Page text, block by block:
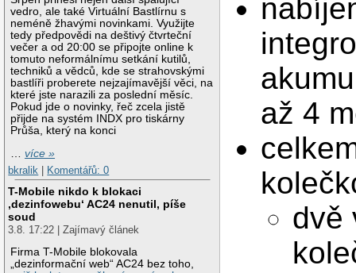
vedro, ale také Virtuální Bastlírnu s
neméně žhavými novinkami. Využijte
tedy předpovědi na deštivý čtvrteční
večer a od 20:00 se připojte online k
tomuto neformálnímu setkání kutilů,
techniků a vědců, kde se strahovskými
bastlíři proberete nejzajímavější věci, na
které jste narazili za poslední měsíc.
Pokud jde o novinky, řeč zcela jistě
přijde na systém INDX pro tiskárny
Průša, který na konci
…více »
bkralik
Komentářů: 0
T-Mobile nikdo k blokaci
‚dezinfowebu‘ AC24 nenutil, píše
soud
3.8. 17:22 | Zajímavý článek
Firma T-Mobile blokovala
„dezinformační web“ AC24 bez toho,
až 4
dvě